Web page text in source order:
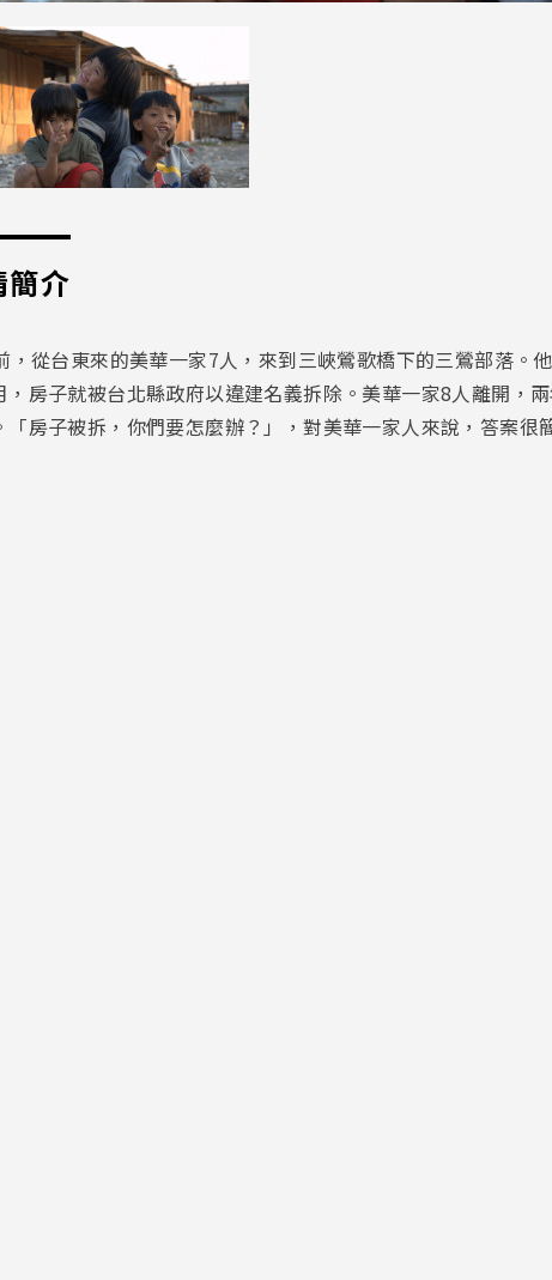
簡介
，從台東來的美華一家7人，來到三峽鶯歌橋下的三鶯部落。
，房子就被台北縣政府以違建名義拆除。美華一家8人離開，
「房子被拆，你們要怎麼辦？」，對美華一家人來說，答案很